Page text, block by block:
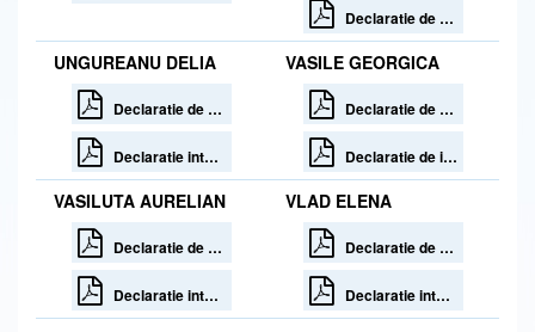
Declaratie de avere rectificativa
UNGUREANU DELIA
Declaratie de avere
Declaratie interese
VASILE GEORGICA
Declaratie de avere
Declaratie de interese
VASILUTA AURELIAN
Declaratie de avere
Declaratie interese
VLAD ELENA
Declaratie de avere 30 zile de la incetare
Declaratie interese 30 zile de la incetare